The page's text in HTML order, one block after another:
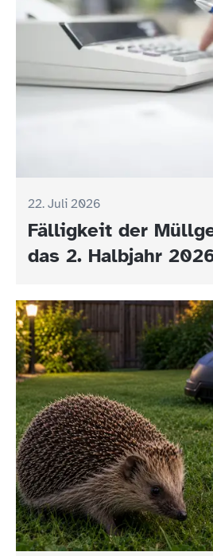
22. Juli 2026
Fälligkeit der
das 2. Halbjahr